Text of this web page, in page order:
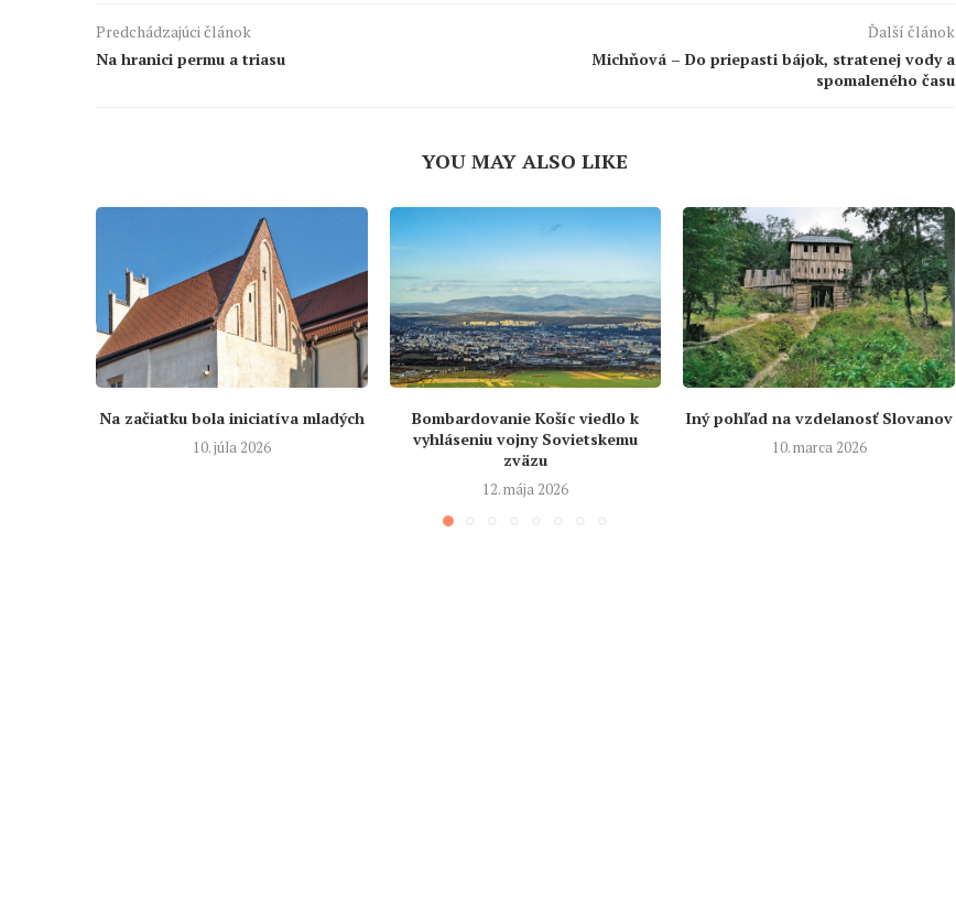
Predchádzajúci článok
Na hranici permu a triasu
Ďalší článok
Michňová – Do priepasti bájok, stratenej vody a
spomaleného času
YOU MAY ALSO LIKE
Na začiatku bola iniciatíva mladých
10. júla 2026
Bombardovanie Košíc viedlo k
vyhláseniu vojny Sovietskemu
zväzu
12. mája 2026
Iný pohľad na vzdelanosť Slovanov
10. marca 2026